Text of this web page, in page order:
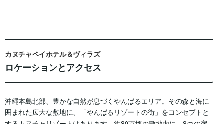
カヌチャベイホテル＆ヴィラズ
ロケーションとアクセス
沖縄本島北部、豊かな自然が息づくやんばるエリア。その森と海に
囲まれた広大な敷地に、「やんばるリゾートの街」をコンセプトと